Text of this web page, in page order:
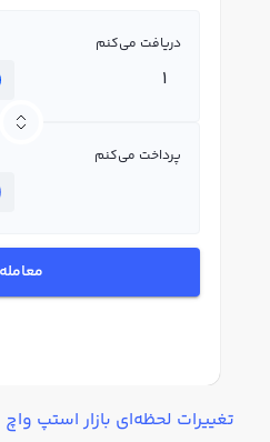
دریافت می‌کنم
پرداخت می‌کنم
معامله
تغییرات لحظه‌ای بازار استپ واچ